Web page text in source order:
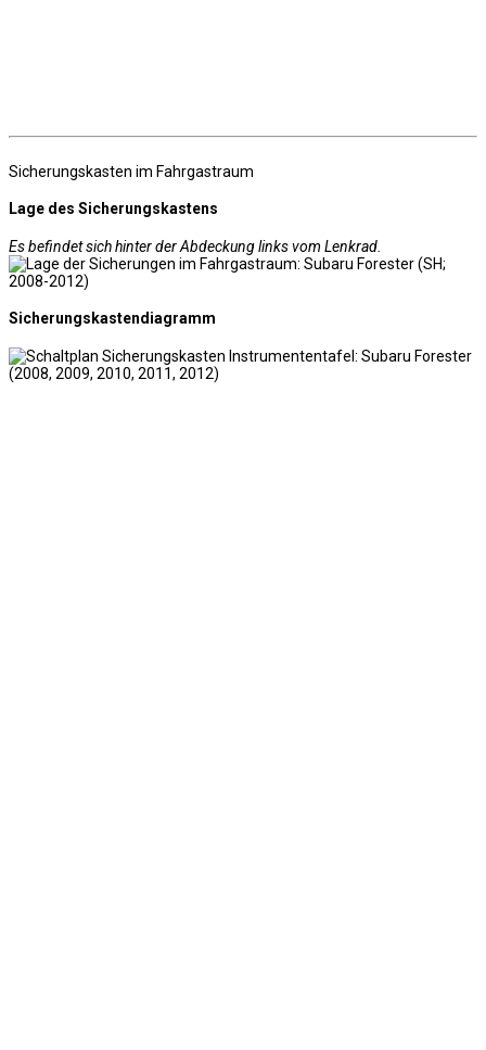
Sicherungskasten im Fahrgastraum
Lage des Sicherungskastens
Es befindet sich hinter der Abdeckung links vom Lenkrad.
Sicherungskastendiagramm